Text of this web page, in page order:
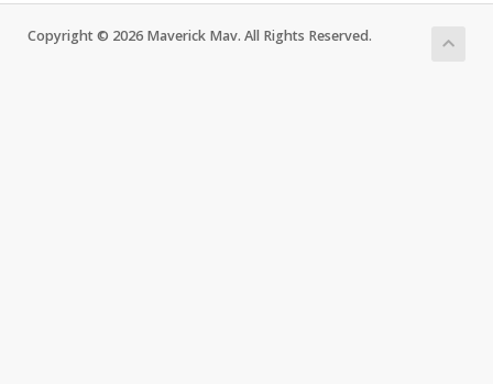
Copyright © 2026 Maverick Mav. All Rights Reserved.